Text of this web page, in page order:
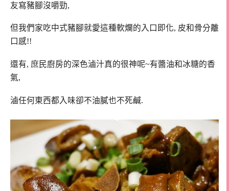
友寫豬腳沒嚼勁,
但我們家吃中式豬腳就愛這種軟爛的入口即化, 皮和骨分離
口感!!
還有, 庶民廚房的深色滷汁真的很神呢~有醬油和冰糖的香
氣,
滷任何東西都入味卻不油膩也不死鹹.